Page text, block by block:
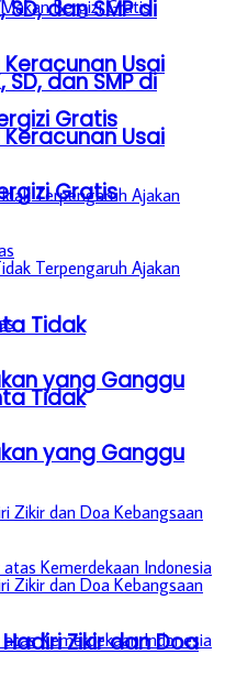
SD, dan SMP di
Usai
Gratis
Tidak
yang Ganggu
Zikir dan Doa
SD, dan SMP di
Usai
Gratis
Tidak
yang Ganggu